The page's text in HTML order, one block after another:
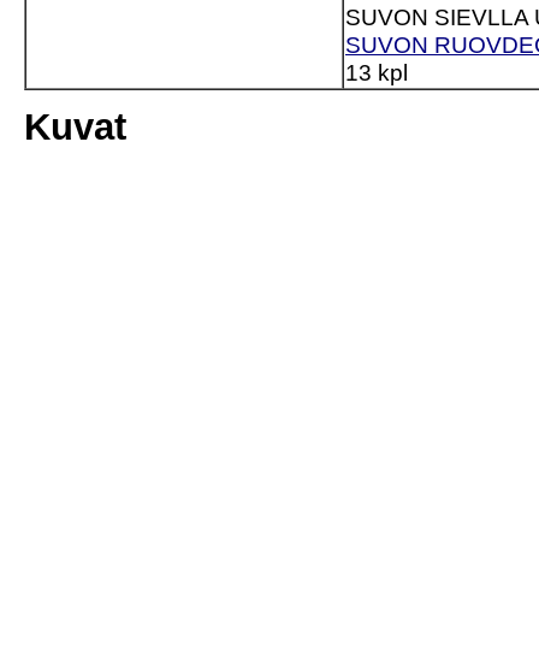
SUVON SIEVLLA
SUVON
13 kpl
Kuvat